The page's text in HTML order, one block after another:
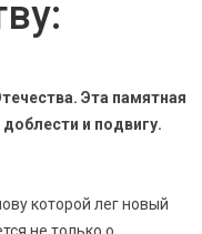
Эта памятная
и подвигу.
которой лег новый